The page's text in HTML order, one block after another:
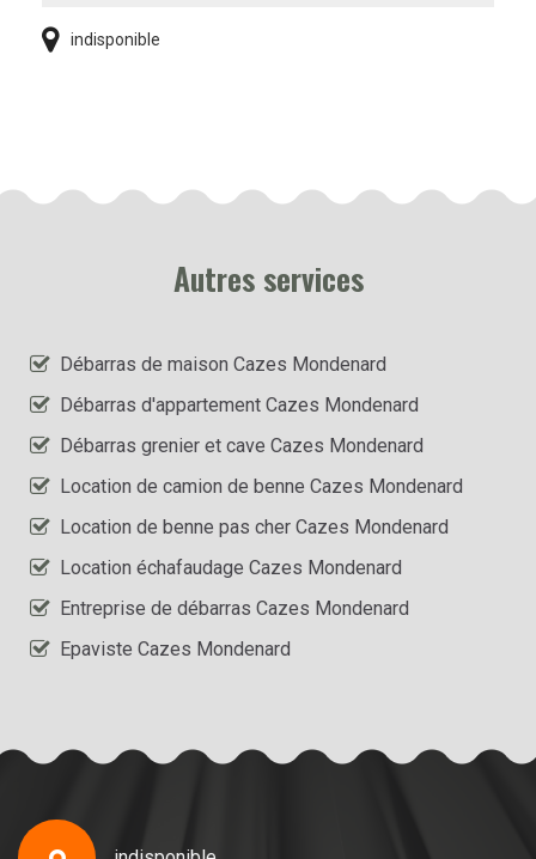
indisponible
Autres services
Débarras de maison Cazes Mondenard
Débarras d'appartement Cazes Mondenard
Débarras grenier et cave Cazes Mondenard
Location de camion de benne Cazes Mondenard
Location de benne pas cher Cazes Mondenard
Location échafaudage Cazes Mondenard
Entreprise de débarras Cazes Mondenard
Epaviste Cazes Mondenard